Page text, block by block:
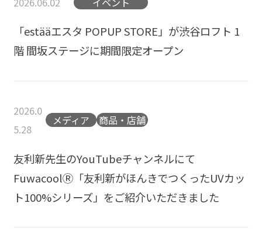
「estääエスタ POPUP STORE」が渋谷ロフト 1
階 間坂ステージに期間限定オープン
2026.0
5.28
メディア 商品・店舗
友利新先生のYouTubeチャンネルにて
FuwacoolⓇ「友利新がほんきでつくったUVカッ
ト100%シリーズ」をご紹介いただきました